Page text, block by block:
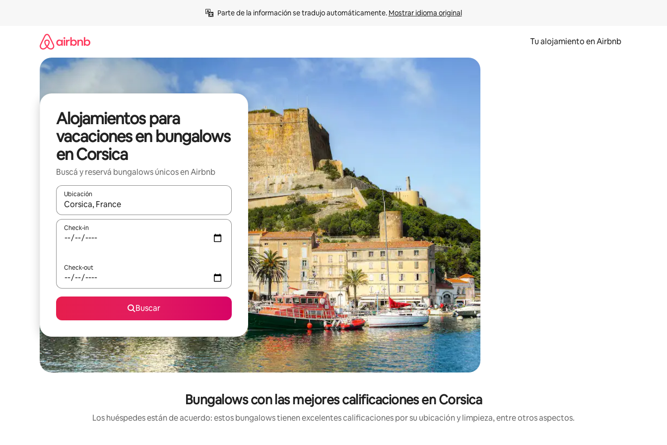
Parte de la información se tradujo automáticamente. Mostrar idioma original
Tu alojamiento en Airbnb
Alojamientos para
vacaciones en bungalows
en Corsica
Buscá y reservá bungalows únicos en Airbnb
Ubicación
Cuando los resultados estén disponibles, navegá con las teclas de flecha hacia arriba y hacia abajo o explorá deslizando el dedo.
Check-in
Check-out
Buscar
Bungalows con las mejores calificaciones en Corsica
Los huéspedes están de acuerdo: estos bungalows tienen excelentes calificaciones por su ubicación y limpieza, entre otros aspectos.